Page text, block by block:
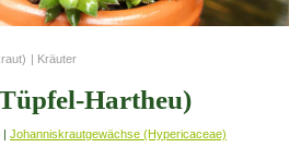
Kräuter
Hartheu)
Johanniskrautgewächse (Hypericaceae)